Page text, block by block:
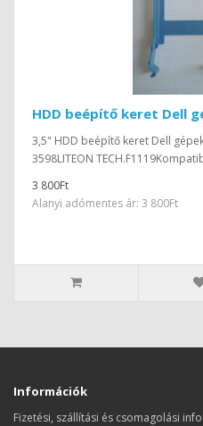
HDD beépítő keret Dell
3,5" HDD beépítő keret Dell
3598LITEON
3 800Ft
Alanyi adómentes ár: 3 800Ft
Információk
Fizetési, szállítási és csomagolási